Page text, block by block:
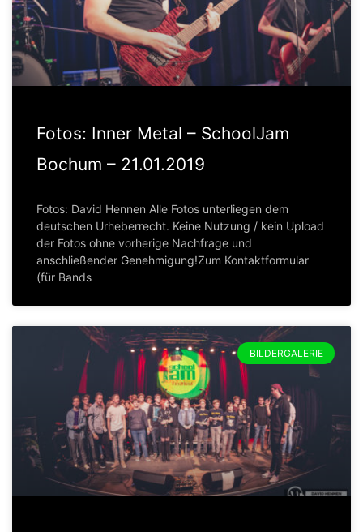
Fotos: Inner Metal – SchoolJam
Bochum – 21.01.2019
Fotos: David Hennen Alle Fotos unterliegen dem
deutschen Urheberrecht. Keine Nutzung / kein Upload
der Fotos ohne vorherige Nachfrage und
anschließender Genehmigung!Zum Kontaktformular
(für Bands
BILDERGALERIE